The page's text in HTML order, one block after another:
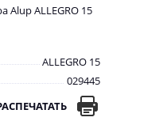
Alup ALLEGRO 15
ALLEGRO 15
029445